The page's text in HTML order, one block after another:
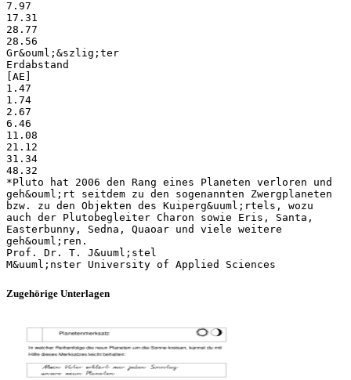
7.97
17.31
28.77
28.56
Gr&ouml;&szlig;ter
Erdabstand
[AE]
1.47
1.74
2.67
6.46
11.08
21.12
31.34
48.32
*Pluto hat 2006 den Rang eines Planeten verloren und
geh&ouml;rt seitdem zu den sogenannten Zwergplaneten
bzw. zu den Objekten des Kuiperg&uuml;rtels, wozu
auch der Plutobegleiter Charon sowie Eris, Santa,
Easterbunny, Sedna, Quaoar und viele weitere
geh&ouml;ren.
Prof. Dr. T. J&uuml;stel
Zugehörige Unterlagen